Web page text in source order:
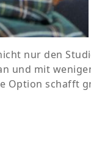
nur den
und mit
Option schafft